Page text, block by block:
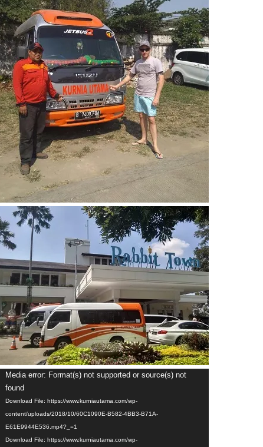
Video
Player
Media error: Format(s) not supported or source(s) not
found
Download File: https://www.kurniautama.com/wp-
content/uploads/2018/10/60C1090E-B582-4BB3-B71A-
E61E9944E536.mp4?_=1
Download File: https://www.kurniautama.com/wp-